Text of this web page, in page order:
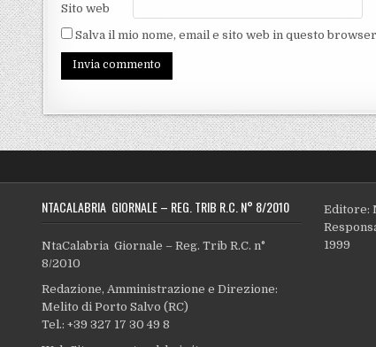
Sito web
Salva il mio nome, email e sito web in questo
NTACALABRIA GIORNALE – REG. TRIB R.C. N° 8/2010
NtaCalabria Giornale – Reg. Trib R.C. n°
8/2010
Redazione, Amministrazione e Direzione:
Melito di Porto Salvo (RC)
Tel.: +39 327 17 30 49 8
Editore:
1999